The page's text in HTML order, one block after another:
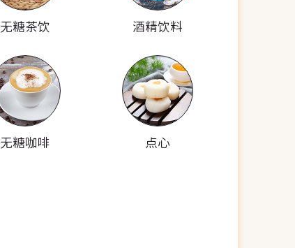
无糖茶饮 酒精饮料
无糖咖啡 点心